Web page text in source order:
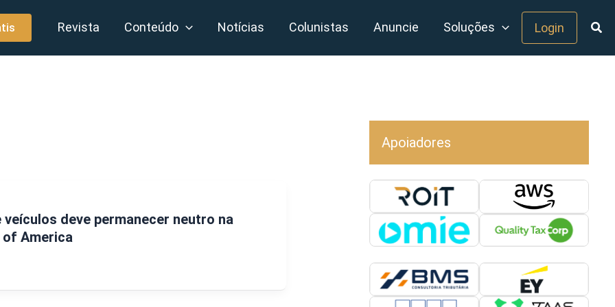
Revista Conteúdo Notícias Colunistas Anuncie Soluções Login
deve permanecer neutro na
America
Apoiadores